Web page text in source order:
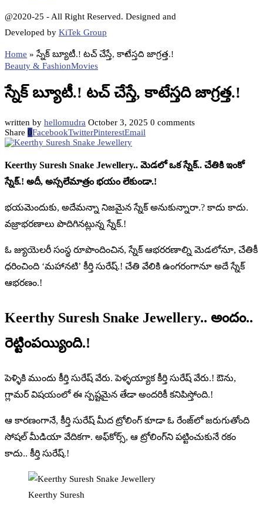
@2020-25 - All Right Reserved. Designed and
Developed by KiTek Group
Home »స్నేక్ బ్యూటీ.! టచ్ చేస్తే, కాటేస్తది జాగ్రత్త.!
Beauty & FashionMovies
స్నేక్ బ్యూటీ.! టచ్ చేస్తే, కాటేస్తది జాగ్రత్త.!
written by hellomudra October 3, 2025 0 comments
Share 0FacebookTwitterPinterestEmail
Keerthy Suresh Snake Jewellery.. మెడలో ఒక స్నేక్.. చేతికి ఇంకో
స్నేక్.! అదీ, అస్సలేమాత్రం భయం లేకుండా.!
భయమెందుకు, అదేమన్నా నిజమైన స్నేక్ అనుకున్నారా.? కాదు కాదు.
వజ్రాభరణాలు పొదిగినట్లున్న స్నేక్.!
ఓ జ్యుయెలరీ సంస్థ రూపొందించిన, స్నేక్ ఆభరరణాల్ని మెడలోనూ, చేతికీ
ధరించింది ‘మహానటి’ కీర్తి సురేష్.! చేతి వేలికి ఉంగరంగానూ అదే స్నేక్
ఆభరణం.!
Keerthy Suresh Snake Jewellery.. అందం..
రెట్టింపయ్యింది.!
పెళ్ళికి ముందు కీర్తి సురేష్ వేరు. పెళ్ళయ్యాక కీర్తి సురేష్ వేరు.! ఔను,
గ్లామర్ విషయంలో ఈ స్పష్టమైన తేడా అందరికీ కనిపిస్తోంది.!
ఆ కారణంగానే, కీర్తి సురేష్‌ మీద ట్రోలింగ్ కూడా ఓ రేంజ్‌లో జరుగుతోంది
సోషల్ మీడియా వేదికగా. అఫ్‌కోర్స్, ఆ ట్రోలింగ్‌ని పట్టించుకునే రకం
కాదు.. కీర్తి సురేష్.!
Keerthy Suresh